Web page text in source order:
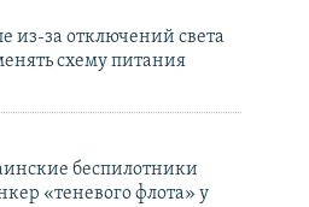
из-за отключений света
схему питания
беспилотники
«теневого флота» у